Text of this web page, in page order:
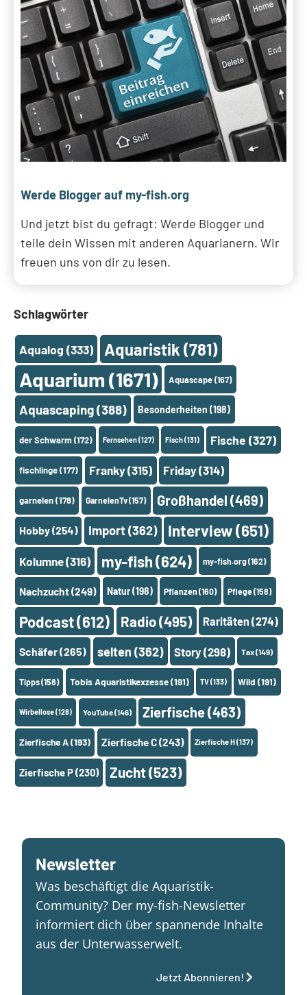
Werde Blogger auf my-fish.org
Und jetzt bist du gefragt: Werde Blogger und
teile dein Wissen mit anderen Aquarianern. Wir
freuen uns von dir zu lesen.
Schlagwörter
Aqualog (333) Aquaristik (781)
Aquarium (1671) Aquascape(167)
Aquascaping(388) Besonderheiten (198)
der Schwarm(172) Fernsehen(127) Fisch(131) Fische (327)
fischlinge(177) Franky(315) Friday(314)
garnelen(178) GarnelenTv(157) Großhandel (469)
Hobby(254) Import(362) Interview(651)
Kolumne(316) my-fish(624) my-fish.org(162)
Nachzucht(249) Natur(198) Pflanzen(160) Pflege(158)
Podcast(612) Radio(495) Raritäten (274)
Schäfer(265) selten (362) Story (298) Tax(149)
Tipps(158) Tobis Aquaristikexzesse(191) TV(133) Wild (191)
Wirbellose(128) YouTube(146) Zierfische(463)
Zierfische A(193) Zierfische C(243) Zierfische H(137)
Zierfische P(230) Zucht(523)
Newsletter
Was beschäftigt die Aquaristik-
Community? Der my-fish-Newsletter
informiert dich über spannende Inhalte
aus der Unterwasserwelt.
Jetzt Abonnieren!